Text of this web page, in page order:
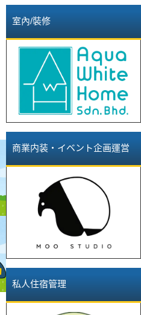
室內/裝修
商業内装・イベント企画運営
私人住宿管理